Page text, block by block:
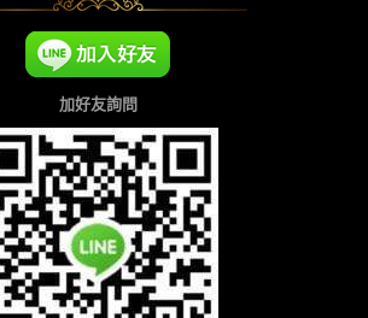
加好友詢問